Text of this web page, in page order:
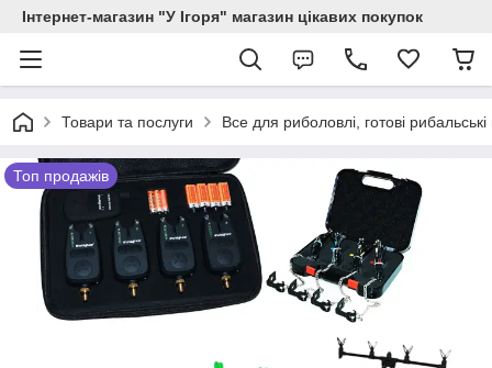
Інтернет-магазин "У Ігоря" магазин цікавих покупок
Товари та послуги Все для риболовлі, готові
Топ продажів